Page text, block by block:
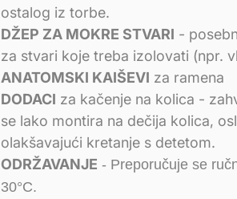
ostalog iz torbe.
DŽEP ZA MOKRE STVARI -
za stvari koje treba izolovati (npr.
ANATOMSKI KAIŠEVI za ramena
DODACI za kačenje na kolica -
se lako montira na dečija kolica,
olakšavajući kretanje s detetom.
ODRŽAVANJE - Preporučuje se
30°C.